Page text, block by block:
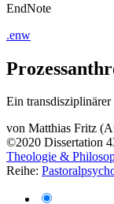
EndNote
.enw
Ein
von Matthias Fritz
©2020 Dissertation
Theologie &
Reihe: